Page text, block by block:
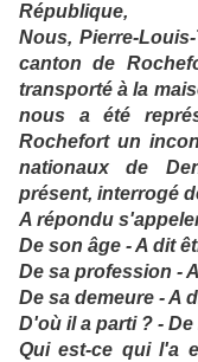
République,
Nous, Pierre-
canton de
transporté à la
nous a été
Rochefort un
nationaux de
présent, interrogé
A répondu
De son âge - A dit
De sa profession -
De sa demeure - A
D'où il a parti ? -
Qui est-ce qui l'a